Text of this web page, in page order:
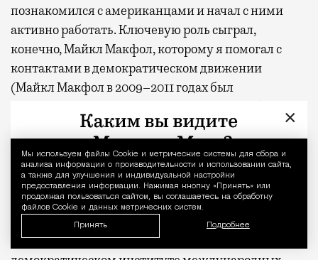
познакомился с американцами и начал с ними
активно работать. Ключевую роль сыграл,
конечно, Майкл Макфол, которому я помогал с
контактами в демократическом движении
(Майкл Макфол в 2009–2011 годах был
вопросам национальной безопасности, а в 2012–
власти считали его проводником курса на подрыв
действующего режима. —Прим. автора). Мы
долго с ним вместе читали лекции, делали разные
другие проекты. Я работал на американском ТВ,
больше десяти лет — в Национальном
Уведомление
Мы используем файлы Сookie и метрические системы для сбора и
анализа информации о производительности и использовании сайта,
а также для улучшения и индивидуальной настройки
предоставления информации. Нажимая кнопку «Принять» или
продолжая пользоваться сайтом, вы соглашаетесь на обработку
файлов Cookie и данных метрических систем.
Принять Подробнее
×